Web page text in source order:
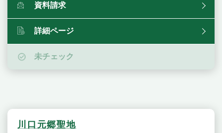
資料請求
詳細ページ
未チェック
川口元郷聖地